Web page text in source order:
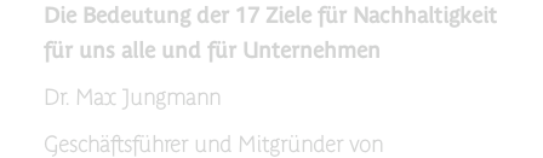
Die Bedeutung der 17 Ziele für Nachhaltigkeit
für uns alle und für Unternehmen
Dr. Max Jungmann
Geschäftsführer und Mitgründer von